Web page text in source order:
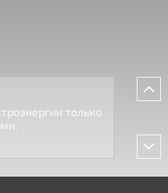
только